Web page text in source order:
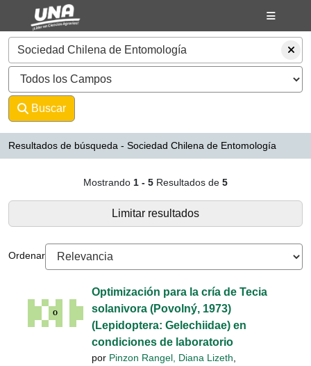
Mostrando1 - 5Resultados de
Saltar al contenido
VuFind
Buscar
Resultados de búsqueda - Sociedad Chilena de Entomología
Mostrando 1 - 5 Resultados de 5
Limitar resultados
Ordenar
Optimización para la cría de Tecia
solanivora (Povolný, 1973)
(Lepidoptera: Gelechiidae) en
condiciones de laboratorio
por Pinzon Rangel, Diana Lizeth